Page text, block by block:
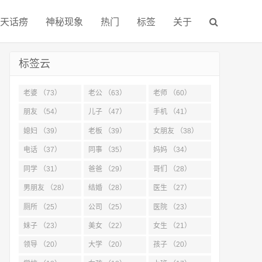
话痨 神秘现象 热门 标签 关于
标签云
老婆 （73） 老公 （63） 老师 （60）
朋友 （54） 儿子 （47） 手机 （41）
媳妇 （39） 老板 （39） 女朋友 （38）
电话 （37） 同事 （35） 妈妈 （34）
同学 （31） 爸爸 （29） 哥们 （28）
男朋友 （28） 结婚 （28） 医生 （27）
厕所 （25） 公司 （25） 医院 （23）
妹子 （23） 美女 （22） 女生 （21）
领导 （20） 大学 （20） 孩子 （20）